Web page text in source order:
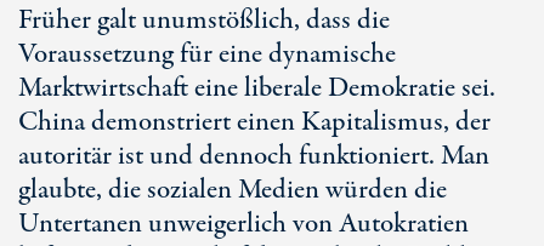
Früher galt unumstößlich, dass die
Voraussetzung für eine dynamische
Marktwirtschaft eine liberale Demokratie sei.
China demonstriert einen Kapitalismus, der
autoritär ist und dennoch funktioniert. Man
glaubte, die sozialen Medien würden die
Untertanen unweigerlich von Autokratien